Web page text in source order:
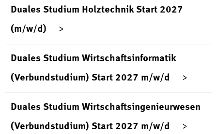
Duales Studium Holztechnik Start 2027
(m/w/d)
Duales Studium Wirtschaftsinformatik
(Verbundstudium) Start 2027 m/w/d
Duales Studium Wirtschaftsingenieurwesen
(Verbundstudium) Start 2027 m/w/d